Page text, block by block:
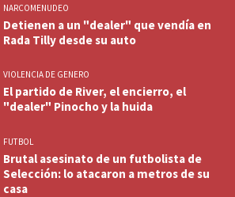
NARCOMENUDEO
Detienen a un "dealer" que vendía en
Rada Tilly desde su auto
VIOLENCIA DE GENERO
El partido de River, el encierro, el
"dealer" Pinocho y la huida
FUTBOL
Brutal asesinato de un futbolista de
Selección: lo atacaron a metros de su
casa